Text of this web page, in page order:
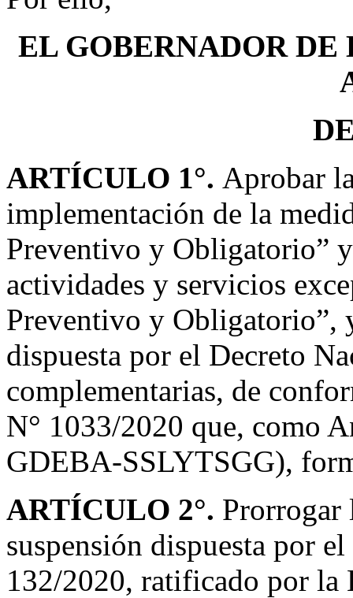
EL GOBERNADOR DE
ARTÍCULO 1°. Aprobar
implementación de la
Preventivo y Obligatorio”
actividades y servicios
Preventivo y Obligatorio”,
dispuesta por el Decreto
complementarias, de
N° 1033/2020 que, como
GDEBA-SSLYTSGG),
ARTÍCULO 2°. Prorrogar
suspensión dispuesta por
132/2020, ratificado por